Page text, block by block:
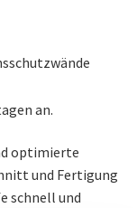
an.
optimierte
und Fertigung
schnell und